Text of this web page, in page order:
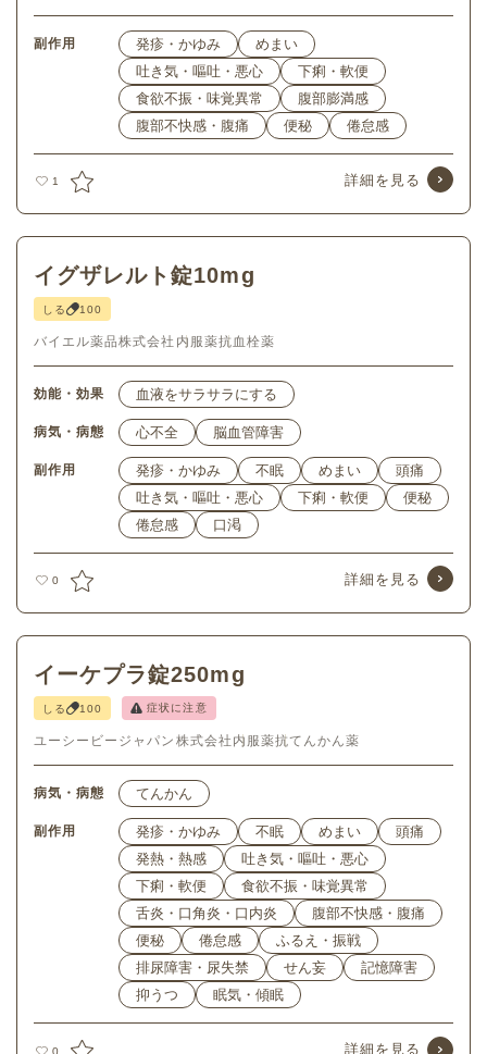
1
副作用 発疹・かゆみ
めまい
吐き気・嘔吐・悪心
下痢・軟便
食欲不振・味覚異常
腹部膨満感
腹部不快感・腹痛
便秘 倦怠感
詳細を見る
0
イグザレルト錠10mg
しる 100
バイエル薬品株式会社 内服薬抗血栓薬
効能・効果 血液をサラサラにする
病気・病態 心不全 脳血管障害
副作用 発疹・かゆみ 不眠 めまい
頭痛
吐き気・嘔吐・悪心
下痢・軟便
便秘
倦怠感
口渇
詳細を見る
0
イーケプラ錠250mg
しる 100 症状に注意
ユーシービージャパン株式会社 内服薬抗てんかん薬
病気・病態 てんかん
副作用 発疹・かゆみ 不眠 めまい
頭痛
発熱・熱感
吐き気・嘔吐・悪心
下痢・軟便
食欲不振・味覚異常
舌炎・口角炎・口内炎
腹部不快感・腹痛
便秘
倦怠感
ふるえ・振戦
排尿障害・尿失禁
せん妄
記憶障害
抑うつ
眠気・傾眠
詳細を見る